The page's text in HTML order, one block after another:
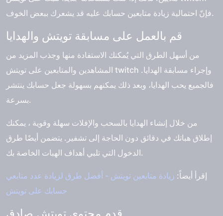
فإنّ احتمالية زيادة متابعين حسابك عليه قد يشعرك ببعض الخوف.
قم بالعمل على مسابقة تويتش والهدايا
من أسهل الطرق التي يُمكنك الاستفادة منها وجذب المزيد من
المشاهدين والمتابعين على تويتش twitch وإجراء مسابقة الهدايا.
فالجميع يحب الهدايا، وبعد ذلك يمكنهم بسهولة جعل حسابك ينتشر
بسرعة.
من خلال إنشاء الهدايا بالسحب والإفلات سهلة وقوية ، يمكنك
إطلاق هباتك في دقائق دون الحاجة إلى تشفير. يتضمن أيضًا طرق
الدخول التي تلبي أهداف الهبات الخاصة بك.
إقرأ أيضاً: زيادة متابعين تويتش - أفضل طرق لزيادة عدد متابعي
حسابك على تويتش